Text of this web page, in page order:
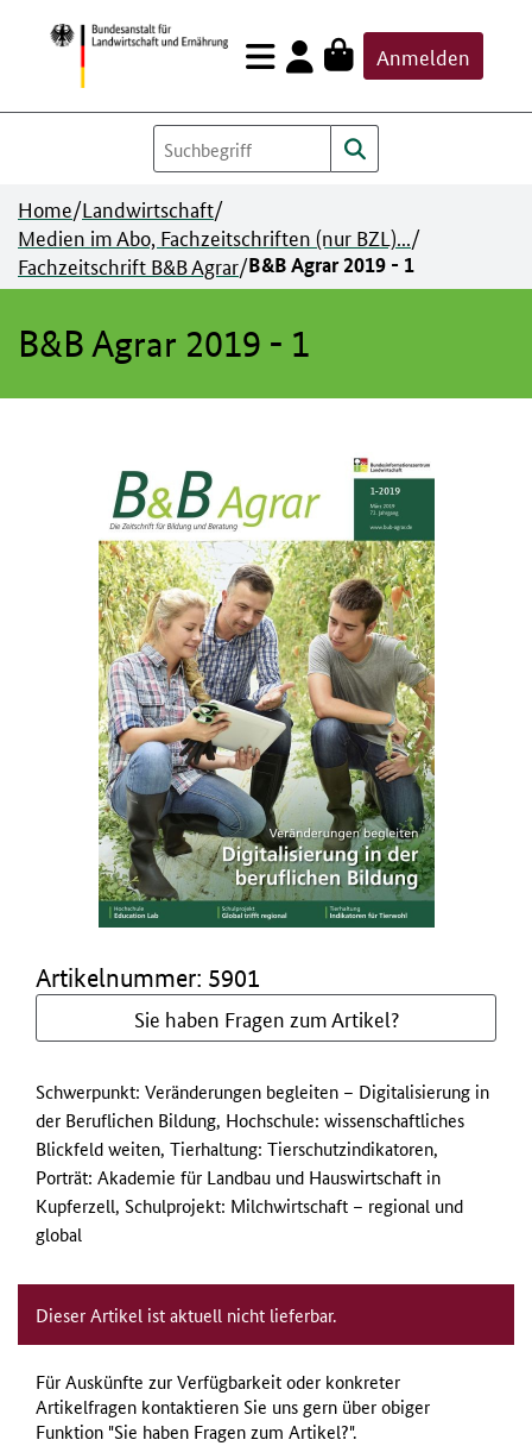
Zum
Inhalt
springen
Anmelden
Home/Landwirtschaft/
Medien im Abo, Fachzeitschriften (nur BZL).../
Fachzeitschrift B&B Agrar/B&B Agrar 2019 - 1
B&B Agrar 2019 - 1
Artikelnummer: 5901
Sie haben Fragen zum Artikel?
Schwerpunkt: Veränderungen begleiten – Digitalisierung in
der Beruflichen Bildung, Hochschule: wissenschaftliches
Blickfeld weiten, Tierhaltung: Tierschutzindikatoren,
Porträt: Akademie für Landbau und Hauswirtschaft in
Kupferzell, Schulprojekt: Milchwirtschaft – regional und
global
Dieser Artikel ist aktuell nicht lieferbar.
Für Auskünfte zur Verfügbarkeit oder konkreter
Artikelfragen kontaktieren Sie uns gern über obiger
Funktion "Sie haben Fragen zum Artikel?".